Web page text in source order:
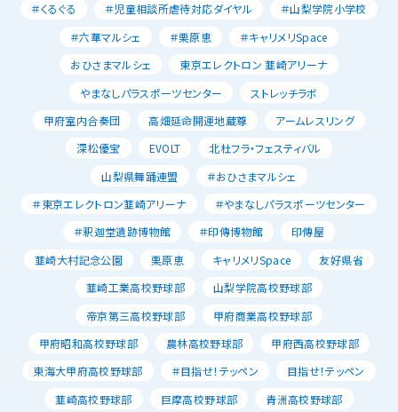
＃くるぐる
＃児童相談所虐待対応ダイヤル
＃山梨学院小学校
＃六華マルシェ
＃栗原恵
＃キャリメリSpace
おひさまマルシェ
東京エレクトロン 韮崎アリーナ
やまなしパラスポーツセンター
ストレッチラボ
甲府室内合奏団
高畑延命開運地蔵尊
アームレスリング
深松優宝
EVOLT
北杜フラ・フェスティバル
山梨県舞踊連盟
＃おひさまマルシェ
＃東京エレクトロン韮崎アリーナ
＃やまなしパラスポーツセンター
＃釈迦堂遺跡博物館
＃印傳博物館
印傳屋
韮崎大村記念公園
栗原恵 キャリメリSpace
友好県省
韮崎工業高校野球部
山梨学院高校野球部
帝京第三高校野球部
甲府商業高校野球部
甲府昭和高校野球部
農林高校野球部
甲府西高校野球部
東海大甲府高校野球部
＃目指せ！テッペン
目指せ！テッペン
韮崎高校野球部
巨摩高校野球部
青洲高校野球部